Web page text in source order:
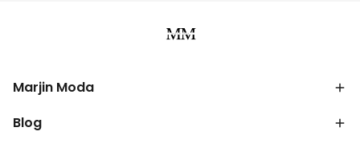
Marjin Moda
Blog